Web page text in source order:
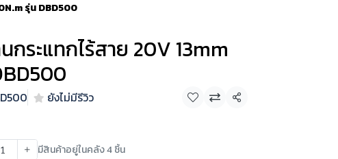
รุ่น DBD500
กระแทกไร้สาย 20V 13mm
ยังไม่มีรีวิว แชร์
มีสินค้าอยู่ในคลัง 4 ชิ้น